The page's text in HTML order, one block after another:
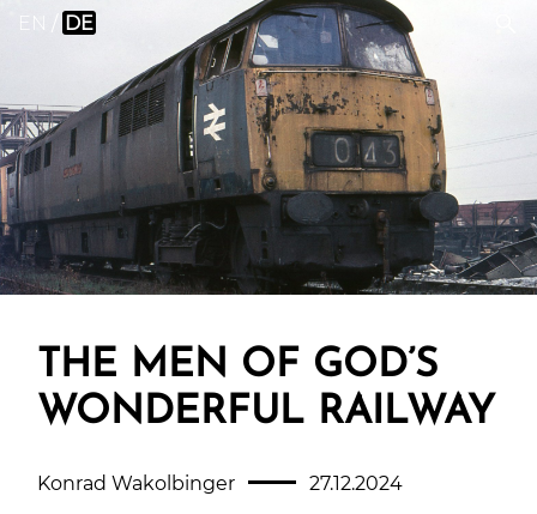
EN DE
THE MEN OF GOD’S
WONDERFUL RAILWAY
Konrad Wakolbinger 27.12.2024